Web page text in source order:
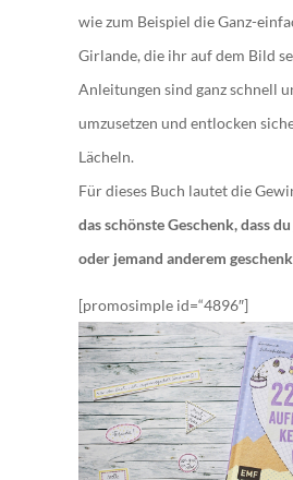
wie zum Beispiel die Ganz-
Girlande, die ihr auf dem Bild
Anleitungen sind ganz schnell
umzusetzen und entlocken
Lächeln.
Für dieses Buch lautet die
das schönste Geschenk, dass
oder jemand anderem
[promosimple id=“4896″]